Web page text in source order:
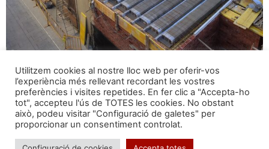
Utilitzem cookies al nostre lloc web per oferir-vos
l’experiència més rellevant recordant les vostres
preferències i visites repetides. En fer clic a "Accepta-ho
tot", accepteu l'ús de TOTES les cookies. No obstant
això, podeu visitar "Configuració de galetes" per
proporcionar un consentiment controlat.